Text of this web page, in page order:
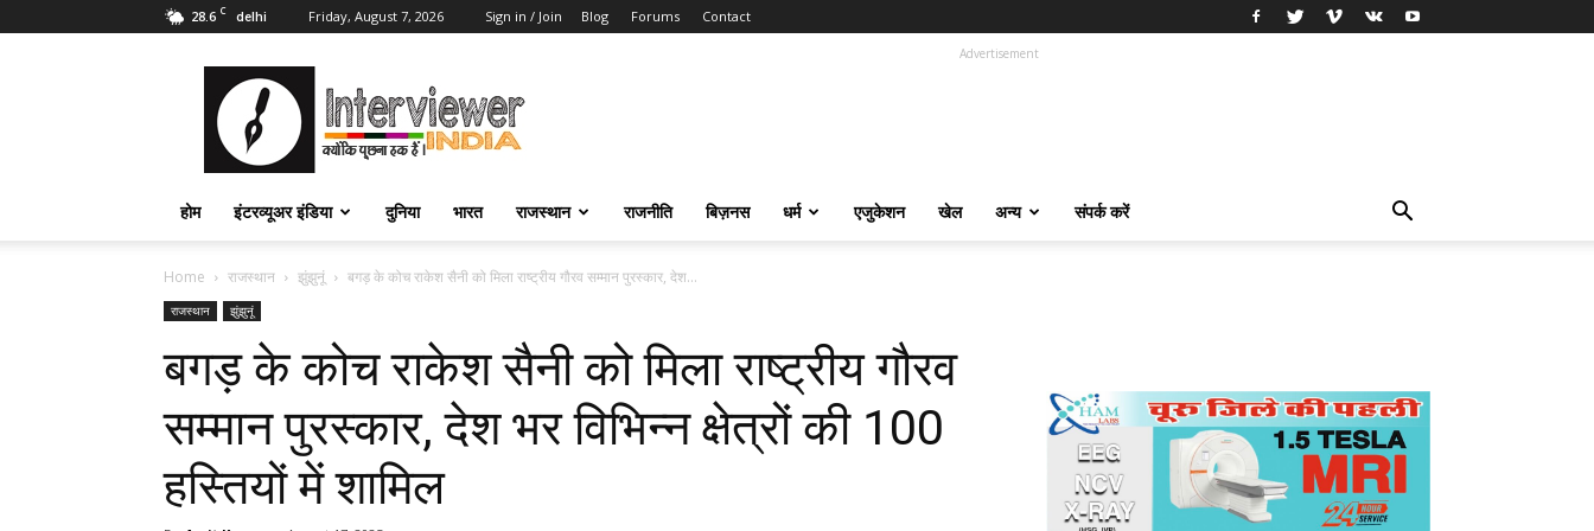
28.6 C delhi Friday, August 7, 2026 Sign in / Join Blog Forums Contact
Interviewer
India
इंटरव्यूअर
इंडिया
Advertisement
होम इंटरव्यूअर इंडिया दुनिया भारत राजस्थान राजनीति बिज़नस धर्म एजुकेशन खेल अन्य संपर्क करें
Home राजस्थान झुंझुनूं बगड़ के कोच राकेश सैनी को मिला राष्ट्रीय गौरव सम्मान पुरस्कार, देश...
राजस्थान झुंझुनूं
बगड़ के कोच राकेश सैनी को मिला राष्ट्रीय गौरव
सम्मान पुरस्कार, देश भर विभिन्न क्षेत्रों की 100
हस्तियों में शामिल